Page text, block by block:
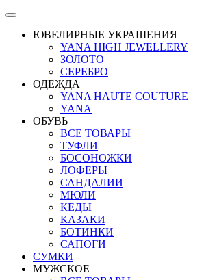
ЮВЕЛИРНЫЕ УКРАШЕНИЯ
YANA HIGH JEWELLERY
ЗОЛОТО
СЕРЕБРО
ОДЕЖДА
YANA HAUTE COUTURE
YANA
ОБУВЬ
ВСЕ ТОВАРЫ
ТУФЛИ
БОСОНОЖКИ
ЛОФЕРЫ
САНДАЛИИ
МЮЛИ
КЕДЫ
КАЗАКИ
БОТИНКИ
САПОГИ
СУМКИ
МУЖСКОЕ